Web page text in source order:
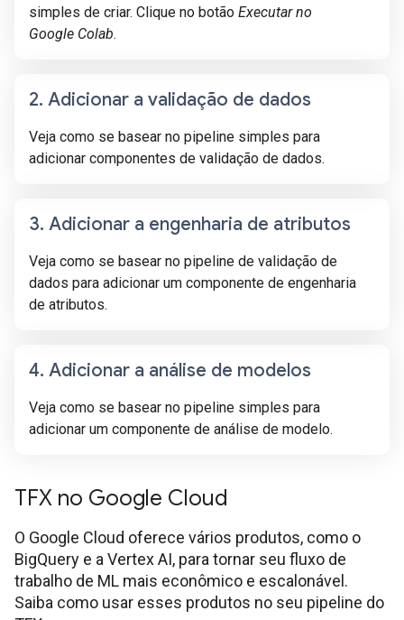
simples de criar. Clique no botão Executar no
Google Colab.
2. Adicionar a validação de dados
Veja como se basear no pipeline simples para
adicionar componentes de validação de dados.
3. Adicionar a engenharia de atributos
Veja como se basear no pipeline de validação de
dados para adicionar um componente de engenharia
de atributos.
4. Adicionar a análise de modelos
Veja como se basear no pipeline simples para
adicionar um componente de análise de modelo.
TFX no Google Cloud
O Google Cloud oferece vários produtos, como o
BigQuery e a Vertex AI, para tornar seu fluxo de
trabalho de ML mais econômico e escalonável.
Saiba como usar esses produtos no seu pipeline do